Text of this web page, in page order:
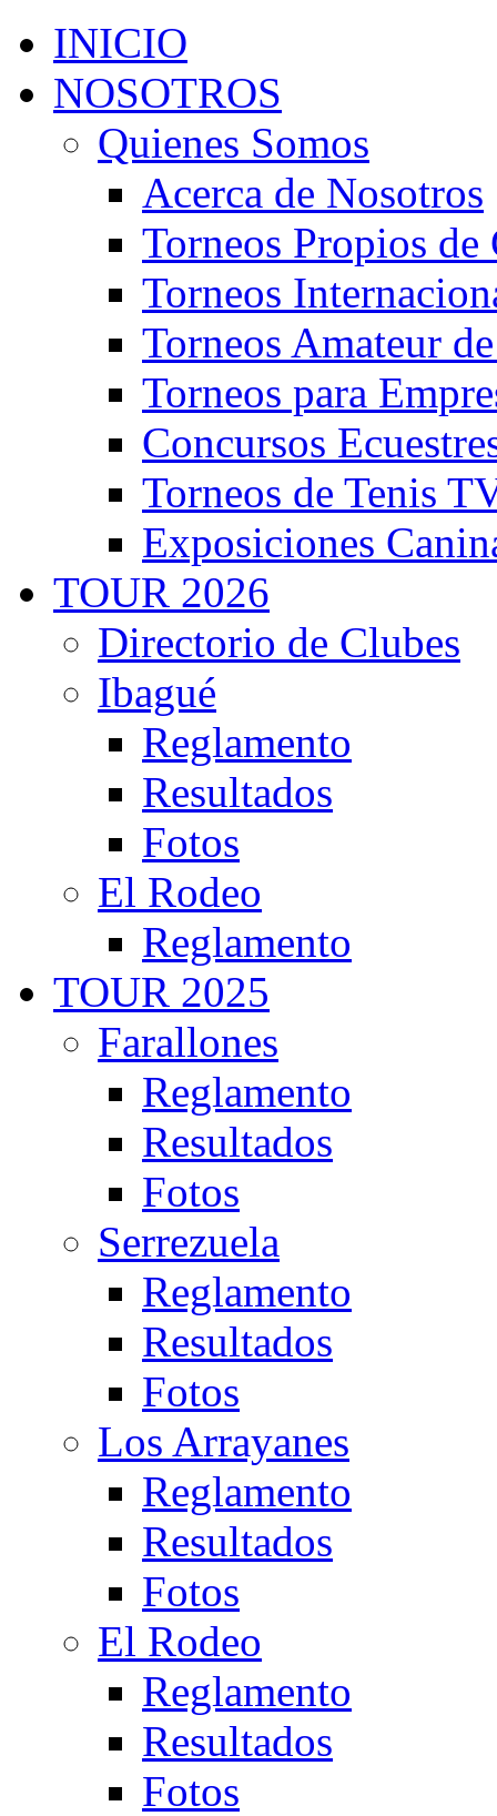
INICIO
NOSOTROS
Quienes Somos
Acerca de Nosotros
Torneos Propios
Torneos
Torneos Amateur
Torneos para
Concursos
Torneos de Tenis
Exposiciones
TOUR 2026
Directorio de Clubes
Ibagué
Reglamento
Resultados
Fotos
El Rodeo
Reglamento
TOUR 2025
Farallones
Reglamento
Resultados
Fotos
Serrezuela
Reglamento
Resultados
Fotos
Los Arrayanes
Reglamento
Resultados
Fotos
El Rodeo
Reglamento
Resultados
Fotos